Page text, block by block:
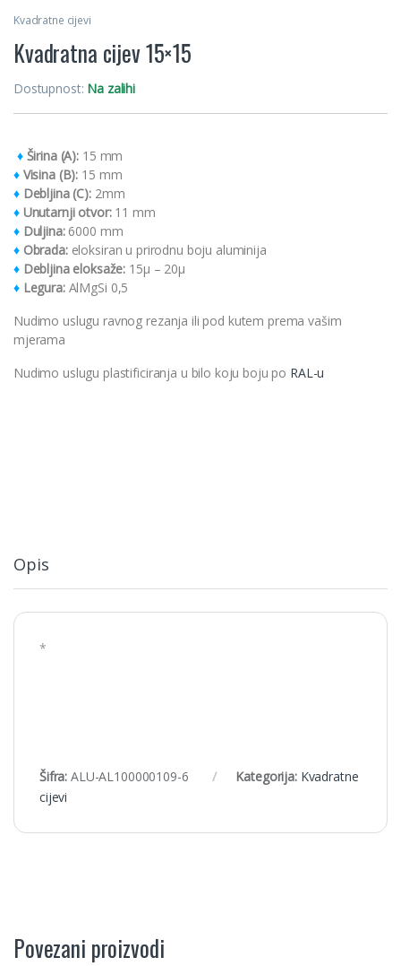
Kvadratne cijevi
Kvadratna cijev 15×15
Dostupnost: Na zalihi
♦Širina (A): 15 mm
♦Visina (B): 15 mm
♦Debljina (C):2mm
♦Unutarnji otvor:11 mm
♦Duljina:6000 mm
♦Obrada:eloksiran u prirodnu boju aluminija
♦Debljina eloksaže: 15μ – 20μ
♦Legura:AlMgSi 0,5
Nudimo uslugu ravnog rezanja ili pod kutem prema vašim
mjerama
Nudimo uslugu plastificiranja u bilo koju boju po RAL-u
Opis
*
Šifra:ALU-AL100000109-6 Kategorija: Kvadratne
cijevi
Povezani proizvodi